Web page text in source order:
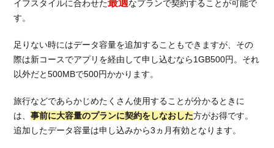
イフスタイルに合わせた
なプランで契約することが可能で
す。
足りない時にはデータ容量を追加することもできますが、その
際は新コースでアプリを経由して申し込むなら1GB500円。それ
以外だと500MBで500円かかります。
旅行などであらかじめたくさん使用することが分かるときに
は、事前に大容量のプランに契約をしなおした方がお得です。
追加したデータ容量は申し込みから3ヵ月有効となります。